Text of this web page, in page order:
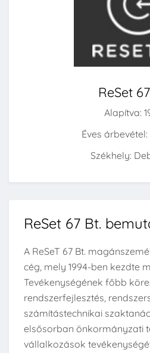
ReSet
Alapítva:
Éves árbevétel:
Székhely:
ReSet 67 Bt.
A ReSeT 67 Bt.
cég, mely 1994-ben kezdte
Tevékenységének főbb
rendszerfejlesztés,
számítástechnikai
elsősorban önkormányzati
vállalkozások